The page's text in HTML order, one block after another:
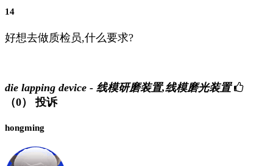
14
好想去做质检员,什么要求?
die lapping device - 线模研磨装置,线模磨光装置
（0）
投诉
hongming